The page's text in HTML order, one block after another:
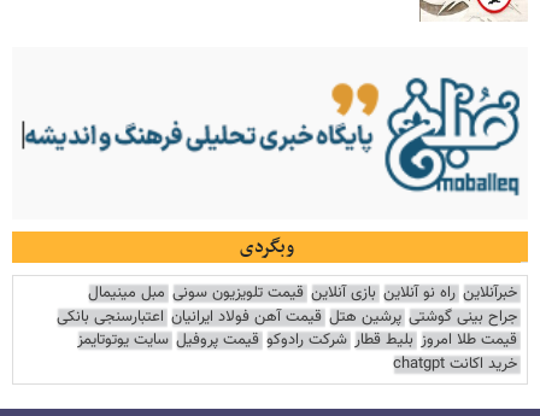
وبگردی
خبرآنلاین راه نو آنلاین بازی آنلاین قیمت تلویزیون سونی مبل مینیمال
جراح بینی گوشتی پرشین هتل قیمت آهن فولاد ایرانیان اعتبارسنجی بانکی
قیمت طلا امروز بلیط قطار شرکت رادوکو قیمت پروفیل سایت یوتوتایمز
خرید اکانت chatgpt